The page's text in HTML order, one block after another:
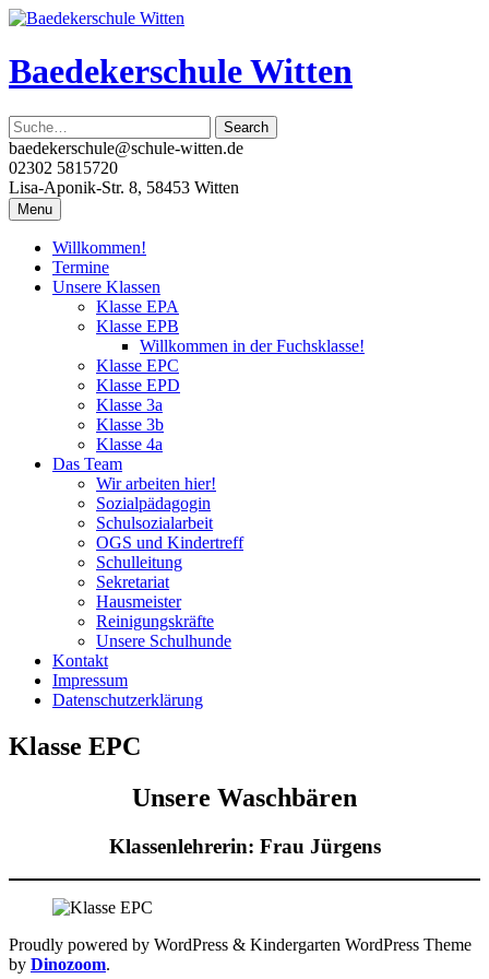
Skip
content
Baedekerschule Witten
baedekerschule@schule-witten.de
02302 5815720
Lisa-Aponik-Str. 8, 58453 Witten
Menu
Willkommen!
Termine
Unsere Klassen
Klasse EPA
Klasse EPB
Willkommen in der Fuchsklasse!
Klasse EPC
Klasse EPD
Klasse 3a
Klasse 3b
Klasse 4a
Das Team
Wir arbeiten hier!
Sozialpädagogin
Schulsozialarbeit
OGS und Kindertreff
Schulleitung
Sekretariat
Hausmeister
Reinigungskräfte
Unsere Schulhunde
Kontakt
Impressum
Datenschutzerklärung
Klasse EPC
Unsere Waschbären
Klassenlehrerin: Frau Jürgens
Proudly powered by WordPress & Kindergarten WordPress Theme
by Dinozoom.